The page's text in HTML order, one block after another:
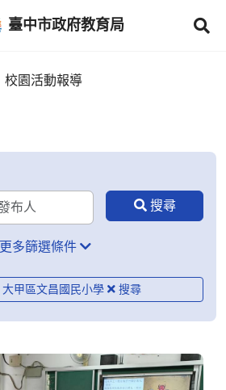
臺中市政府教育局
校園活動報導
更多篩選條件
大甲區文昌國民小學